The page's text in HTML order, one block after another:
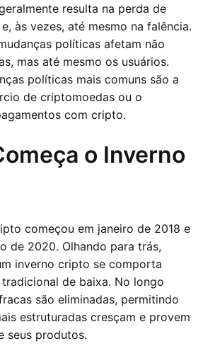
resulta na perda de
às vezes, até mesmo na falência.
políticas afetam não
mas até mesmo os usuários.
políticas mais comuns são a
de criptomoedas ou o
com cripto.
o Inverno
começou em janeiro de 2018 e
de 2020. Olhando para trás,
inverno cripto se comporta
de baixa. No longo
são eliminadas, permitindo
estruturadas cresçam e provem
seus produtos.